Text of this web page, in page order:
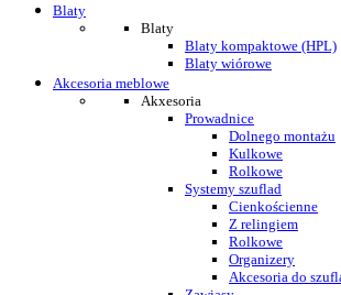
Blaty
Blaty
Blaty kompaktowe (HPL)
Blaty wiórowe
Akcesoria meblowe
Akxesoria
Prowadnice
Dolnego montażu
Kulkowe
Rolkowe
Systemy szuflad
Cienkościenne
Z relingiem
Rolkowe
Organizery
Akcesoria do